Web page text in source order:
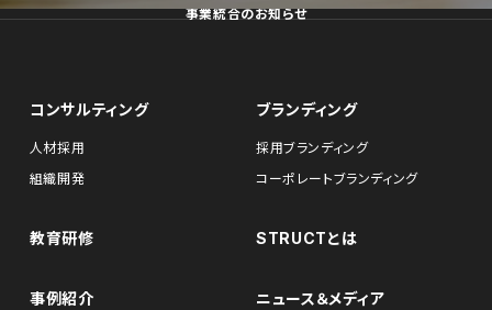
事業統合のお知らせ
コンサルティング
人材採用
組織開発
ブランディング
採用ブランディング
コーポレートブランディング
教育研修 STRUCTとは
事例紹介 ニュース＆メディア